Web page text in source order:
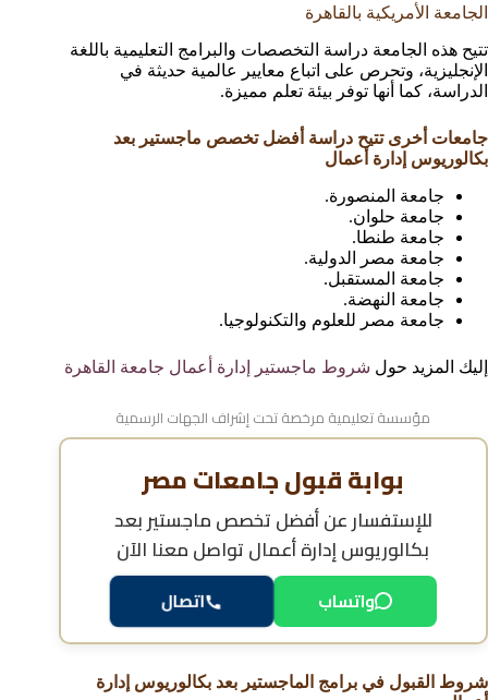
الجامعة الأمريكية بالقاهرة
تتيح هذه الجامعة دراسة التخصصات والبرامج التعليمية باللغة
الإنجليزية، وتحرص على اتباع معايير عالمية حديثة في
الدراسة، كما أنها توفر بيئة تعلم مميزة.
جامعات أخرى تتيح دراسة أفضل تخصص ماجستير بعد
بكالوريوس إدارة أعمال
جامعة المنصورة.
جامعة حلوان.
جامعة طنطا.
جامعة مصر الدولية.
جامعة المستقبل.
جامعة النهضة.
جامعة مصر للعلوم والتكنولوجيا.
إليك المزيد حول شروط ماجستير إدارة أعمال جامعة القاهرة
مؤسسة تعليمية مرخصة تحت إشراف الجهات الرسمية
بوابة قبول جامعات مصر
للإستفسار عنأفضل تخصص ماجستير بعد
بكالوريوس إدارة أعمالتواصل معنا الآن
واتساب اتصال
شروط القبول في برامج الماجستير بعد بكالوريوس إدارة